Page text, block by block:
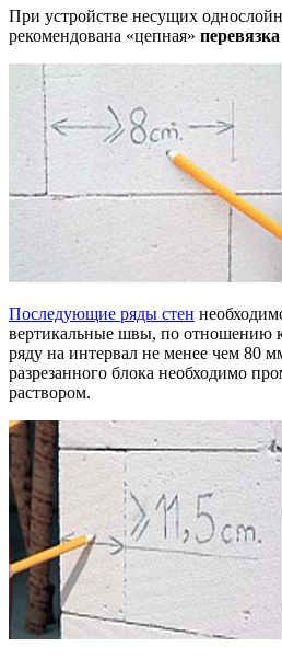
При устройстве несущих
рекомендована «цепная» перевязка
Последующие ряды стен
вертикальные швы, по отношению
ряду на интервал не менее чем 80
разрезанного блока необходимо
раствором.